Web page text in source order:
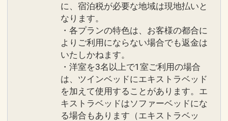
に、宿泊税が必要な地域は現地払いと
なります。
・各プランの特色は、お客様の都合に
よりご利用にならない場合でも返金は
いたしかねます。
・洋室を3名以上で1室ご利用の場合
は、ツインベッドにエキストラベッド
を加えて使用することがあります。エ
キストラベッドはソファーベッドにな
る場合もあります（エキストラベッ